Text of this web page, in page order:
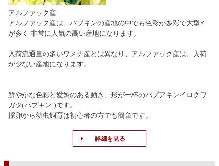
アルファック産
アルファック産は、パプキンの産地の中でも色彩が多彩で大型♂
が多く 非常に人気の高い産地になります。
入荷流通量の多いワメナ産とは異なり、アルファック産は、入荷
が少ない産地になります。
鮮やかな色彩と愛嬌のある動き、形が一杯のパプアキンイロクワ
ガタ(パプキン )です。
採卵から幼虫飼育は初心者の方でも簡単です。
詳細を見る